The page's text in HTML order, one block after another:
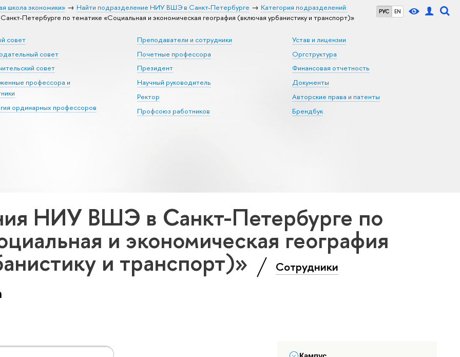
РУС EN
школа экономики» Найти подразделение НИУ ВШЭ в Санкт-Петербурге
Категория подразделений:
Петербурге по тематике «Социальная и экономическая география (включая урбанистику и транспорт)»
совет
совет
совет
профессора и
ординарных профессоров
Преподаватели и сотрудники
Почетные профессора
Президент
Научный руководитель
Ректор
Профсоюз работников
Устав и лицензии
Оргструктура
Финансовая отчетность
Документы
Авторские права и патенты
Брендбук
НИУ ВШЭ в Санкт-Петербурге по
и экономическая география
и транспорт)» Сотрудники